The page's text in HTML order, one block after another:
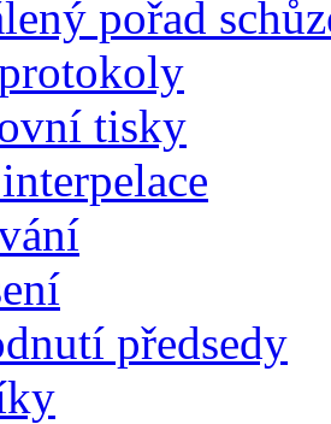
pořad
tisky
předsedy